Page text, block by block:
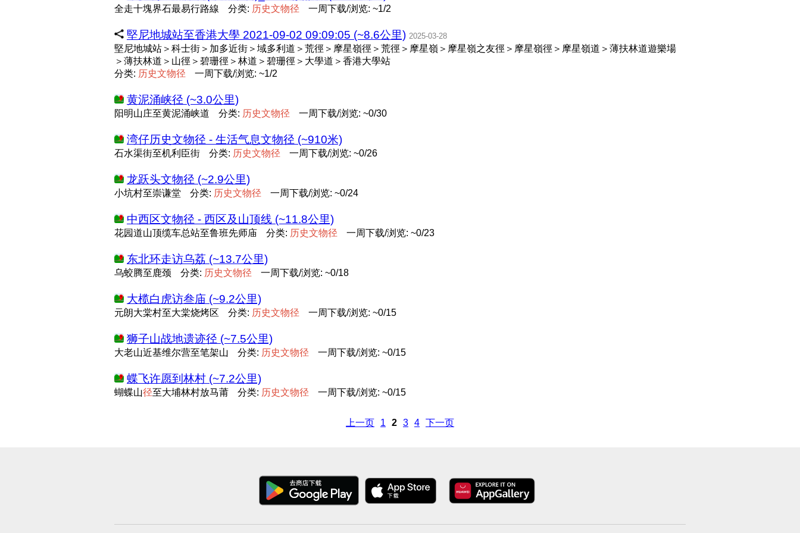
全走十塊界石最易行路線 分类: 历史文物径 一周下载/浏览: ~1/2
堅尼地城站至香港大學 2021-09-02 09:09:05 (~8.6公里) 2025-03-28
堅尼地城站＞科士街＞加多近街＞域多利道＞荒徑＞摩星嶺徑＞荒徑＞摩星嶺＞摩星嶺之友徑＞摩星嶺徑＞摩星嶺道＞薄扶林道遊樂場
＞薄扶林道＞山徑＞碧珊徑＞林道＞碧珊徑＞大學道＞香港大學站
分类: 历史文物径 一周下载/浏览: ~1/2
黄泥涌峡径 (~3.0公里)
阳明山庄至黄泥涌峡道 分类: 历史文物径 一周下载/浏览: ~0/30
湾仔历史文物径 - 生活气息文物径 (~910米)
石水渠街至机利臣街 分类: 历史文物径 一周下载/浏览: ~0/26
龙跃头文物径 (~2.9公里)
小坑村至崇谦堂 分类: 历史文物径 一周下载/浏览: ~0/24
中西区文物径 - 西区及山顶线 (~11.8公里)
花园道山顶缆车总站至鲁班先师庙 分类: 历史文物径 一周下载/浏览: ~0/23
东北环走访乌荔 (~13.7公里)
乌蛟腾至鹿颈 分类: 历史文物径 一周下载/浏览: ~0/18
大榄白虎访叁庙 (~9.2公里)
元朗大棠村至大棠烧烤区 分类: 历史文物径 一周下载/浏览: ~0/15
狮子山战地遗迹径 (~7.5公里)
大老山近基维尔营至笔架山 分类: 历史文物径 一周下载/浏览: ~0/15
蝶飞许愿到林村 (~7.2公里)
蝴蝶山径至大埔林村放马莆 分类: 历史文物径 一周下载/浏览: ~0/15
上一页 1 2 3 4 下一页